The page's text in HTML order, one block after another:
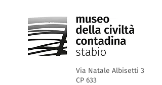
Via Natale Albisetti 3
CP 633